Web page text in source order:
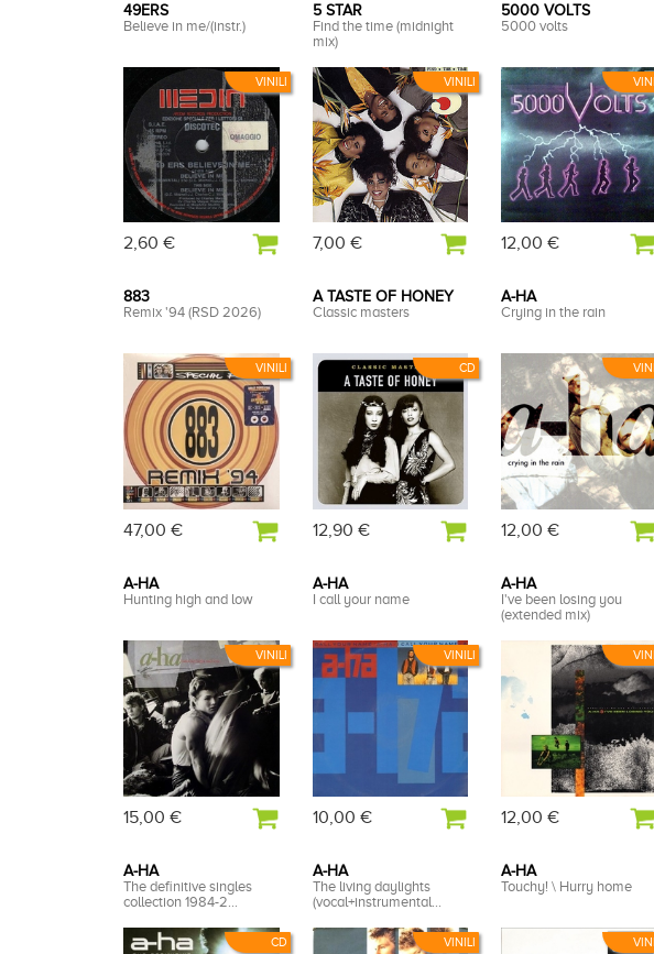
VINILI
49ERS
Believe in me/(instr.)
2,60 €
VINILI
5 STAR
Find the time (midnight
mix)
7,00 €
5000 VOLTS
5000 volts
12,00 €
VINILI
883
Remix '94 (RSD 2026)
47,00 €
CD
A TASTE OF HONEY
Classic masters
12,90 €
A-HA
Crying in the rain
12,00 €
VINILI
A-HA
Hunting high and low
15,00 €
VINILI
A-HA
I call your name
10,00 €
A-HA
I've been losing you
(extended mix)
12,00 €
CD
A-HA
The definitive singles
collection 1984-2...
VINILI
A-HA
The living daylights
(vocal+instrumental...
A-HA
Touchy! \ Hurry home